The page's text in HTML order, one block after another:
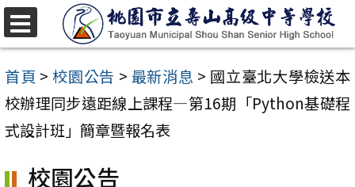
跳
至
主
要
內
區
首頁 > 校園公告 > 最新消息 > 國立臺北大學檢送本
校辦理同步遠距線上課程—第16期「Python基礎程
式設計班」簡章暨報名表
校園公告
選
單